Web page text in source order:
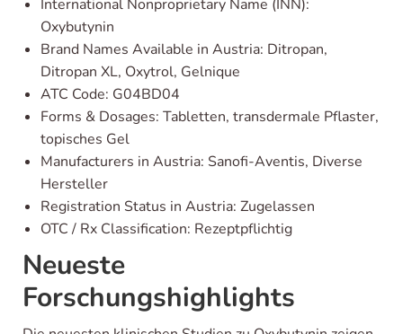
International Nonproprietary Name (INN):
Oxybutynin
Brand Names Available in Austria: Ditropan,
Ditropan XL, Oxytrol, Gelnique
ATC Code: G04BD04
Forms & Dosages: Tabletten, transdermale Pflaster,
topisches Gel
Manufacturers in Austria: Sanofi-Aventis, Diverse
Hersteller
Registration Status in Austria: Zugelassen
OTC / Rx Classification: Rezeptpflichtig
Neueste
Forschungshighlights